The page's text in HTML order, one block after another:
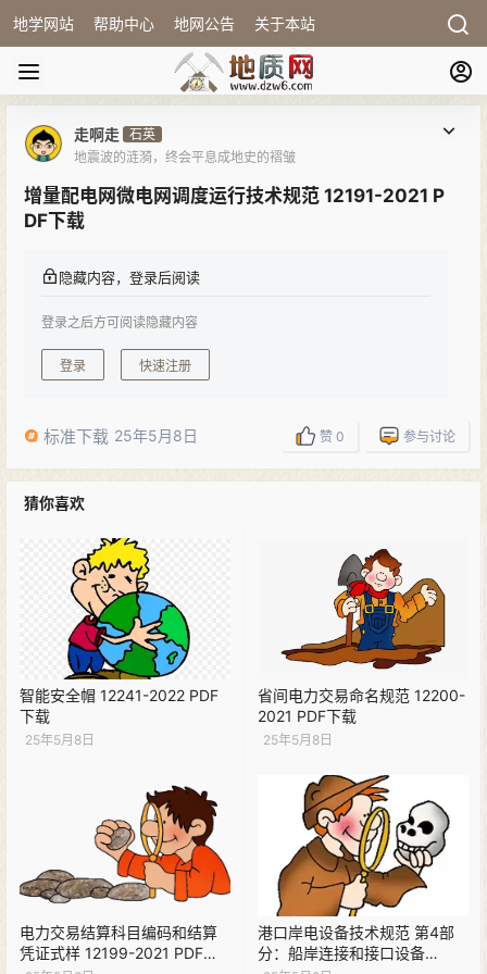
地学网站 帮助中心 地网公告 关于本站
走啊走 石英
地震波的涟漪，终会平息成地史的褶皱
增量配电网微电网调度运行技术规范 12191-2021 P
DF下载
隐藏内容，登录后阅读
登录之后方可阅读隐藏内容
登录 快速注册
标准下载 25年5月8日 赞 0 参与讨论
猜你喜欢
智能安全帽 12241-2022 PDF
下载
25年5月8日
省间电力交易命名规范 12200-
2021 PDF下载
25年5月8日
电力交易结算科目编码和结算
凭证式样 12199-2021 PDF下
港口岸电设备技术规范 第4部
分：船岸连接和接口设备